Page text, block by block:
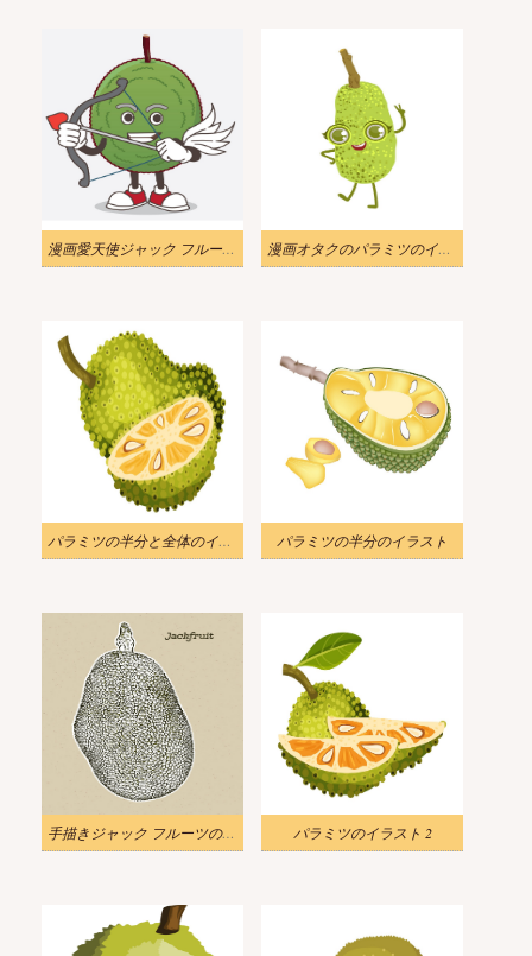
漫画愛天使ジャック フルーツのイラスト 漫画オタクのパラミツのイラスト
パラミツの半分と全体のイラスト パラミツの半分のイラスト
手描きジャック フルーツのイラスト パラミツのイラスト 2